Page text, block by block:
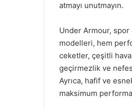
atmayı unutmayın.
Under Armour, spor
modelleri, hem
ceketler, çeşitli
geçirmezlik ve
Ayrıca, hafif ve
maksimum